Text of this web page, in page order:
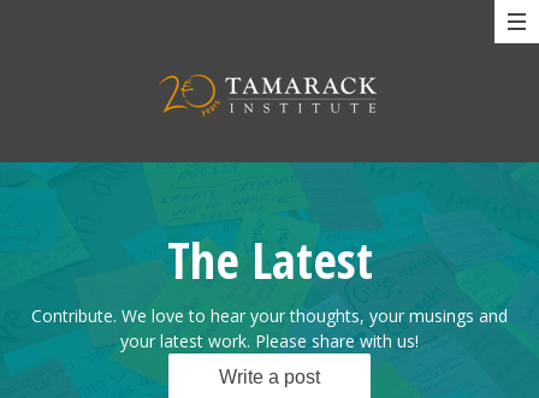
The Latest
Contribute. We love to hear your thoughts, your musings and
your latest work. Please share with us!
Write a post